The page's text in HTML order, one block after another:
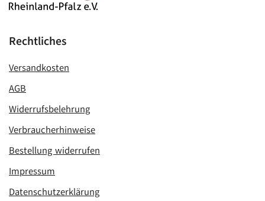
Rechtliches
Versandkosten
AGB
Widerrufsbelehrung
Verbraucherhinweise
Bestellung widerrufen
Impressum
Datenschutzerklärung